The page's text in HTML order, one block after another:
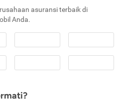
asuransi terbaik di
Anda.